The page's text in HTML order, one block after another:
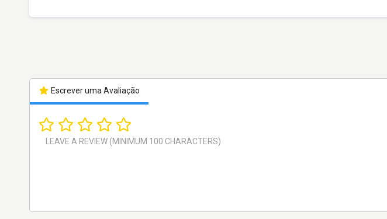
Escrever uma Avaliação